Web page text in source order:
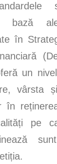
bază
în
un
vârsta
în
pe